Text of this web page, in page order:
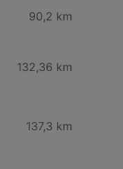
90,2 km
132,36 km
137,3 km